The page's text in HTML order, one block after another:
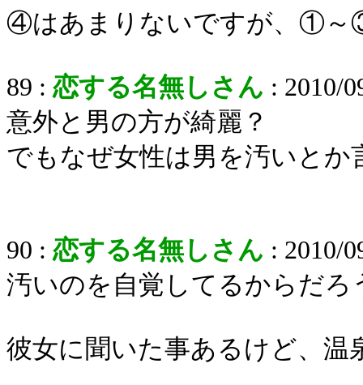
④はあまりないですが、①～
89 : 恋する名無しさん : 2010/
意外と男の方が綺麗？
でもなぜ女性は男を汚いとか
90 : 恋する名無しさん : 2010/
汚いのを自覚してるからだろ
彼女に聞いた事あるけど、温